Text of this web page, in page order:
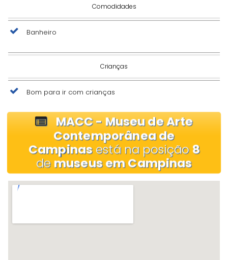
Comodidades
Banheiro
Crianças
Bom para ir com crianças
MACC - Museu de Arte
Contemporânea de
Campinas está na posição 8
de museus em Campinas